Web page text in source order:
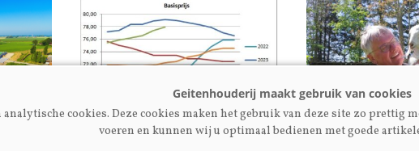
Fokkerij | Premium
cookies. Deze cookies maken het gebruik van deze site zo
voeren en kunnen wij u optimaal bedienen met goede